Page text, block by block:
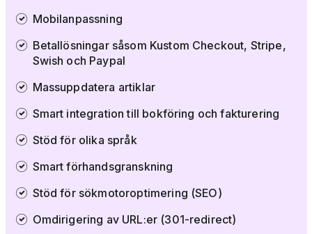
Mobilanpassning
Betallösningar såsom Kustom Checkout, Stripe,
Swish och Paypal
Massuppdatera artiklar
Smart integration till bokföring och fakturering
Stöd för olika språk
Smart förhandsgranskning
Stöd för sökmotoroptimering (SEO)
Omdirigering av URL:er (301-redirect)